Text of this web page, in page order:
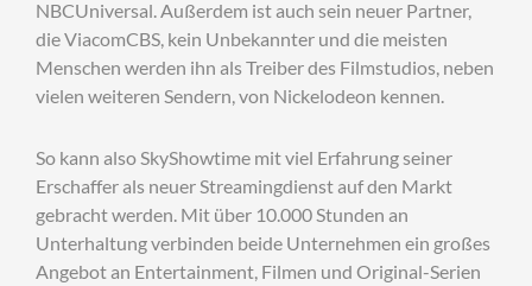
NBCUniversal. Außerdem ist auch sein neuer Partner,
die ViacomCBS, kein Unbekannter und die meisten
Menschen werden ihn als Treiber des Filmstudios, neben
vielen weiteren Sendern, von Nickelodeon kennen.
So kann also SkyShowtime mit viel Erfahrung seiner
Erschaffer als neuer Streamingdienst auf den Markt
gebracht werden. Mit über 10.000 Stunden an
Unterhaltung verbinden beide Unternehmen ein großes
Angebot an Entertainment, Filmen und Original-Serien